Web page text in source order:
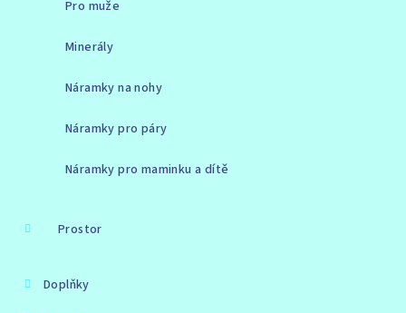
Pro muže
Minerály
Náramky na nohy
Náramky pro páry
Náramky pro maminku a dítě
Prostor
Doplňky